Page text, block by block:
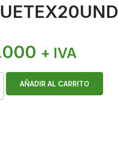
+ IVA
AÑADIR AL CARRITO